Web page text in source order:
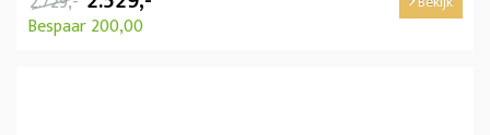
Bespaar 200,00